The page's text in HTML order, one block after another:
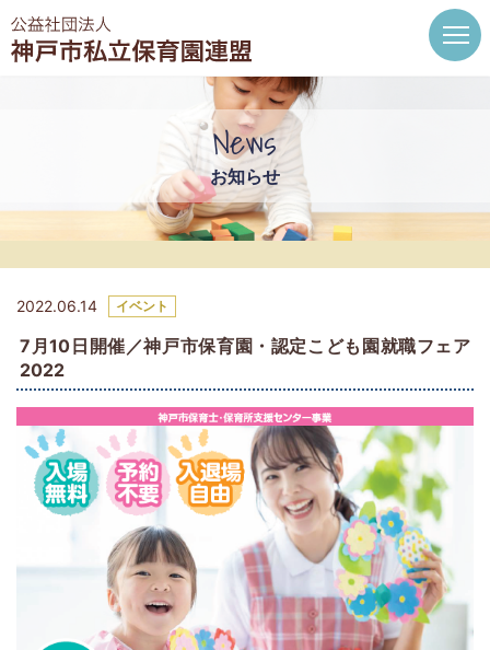
News
お知らせ
イベント
2022.06.14
7月10日開催／神戸市保育園・認定こども園就職フェア
2022